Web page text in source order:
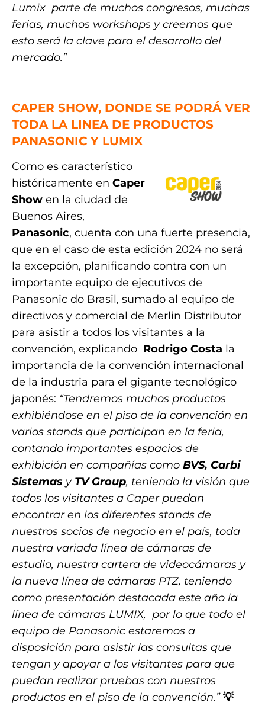
Lumix parte de muchos congresos, muchas
ferias, muchos workshops y creemos que
esto será la clave para el desarrollo del
mercado.”
CAPER SHOW, DONDE SE PODRÁ VER
TODA LA LINEA DE PRODUCTOS
PANASONIC Y LUMIX
Como es característico
históricamente en Caper
Show en la ciudad de
Buenos Aires,
Panasonic, cuenta con una fuerte presencia,
que en el caso de esta edición 2024 no será
la excepción, planificando contra con un
importante equipo de ejecutivos de
Panasonic do Brasil, sumado al equipo de
directivos y comercial de Merlin Distributor
para asistir a todos los visitantes a la
convención, explicando Rodrigo Costa la
importancia de la convención internacional
de la industria para el gigante tecnológico
japonés: “Tendremos muchos productos
exhibiéndose en el piso de la convención en
varios stands que participan en la feria,
contando importantes espacios de
exhibición en compañías como BVS, Carbi
Sistemas y TV Group, teniendo la visión que
todos los visitantes a Caper puedan
encontrar en los diferentes stands de
nuestros socios de negocio en el país, toda
nuestra variada línea de cámaras de
estudio, nuestra cartera de videocámaras y
la nueva línea de cámaras PTZ, teniendo
como presentación destacada este año la
línea de cámaras LUMIX, por lo que todo el
equipo de Panasonic estaremos a
disposición para asistir las consultas que
tengan y apoyar a los visitantes para que
puedan realizar pruebas con nuestros
productos en el piso de la convención.” 💡